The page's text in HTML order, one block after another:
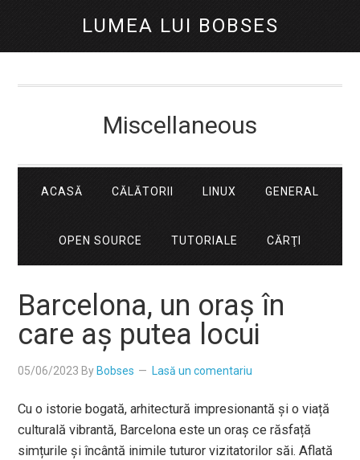
LUMEA LUI BOBSES
Miscellaneous
ACASĂ CĂLĂTORII LINUX GENERAL
OPEN SOURCE TUTORIALE CĂRŢI
Barcelona, un oraș în
care aș putea locui
05/06/2023 By Bobses Lasă un comentariu
Cu o istorie bogată, arhitectură impresionantă și o viață
culturală vibrantă, Barcelona este un oraș ce răsfață
simțurile și încântă inimile tuturor vizitatorilor săi. Aflată